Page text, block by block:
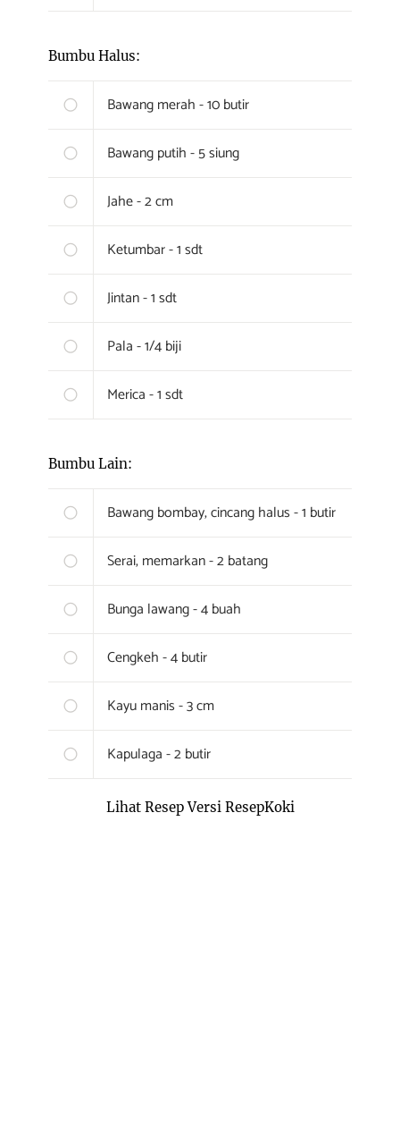
Bumbu Halus:
Bawang merah - 10 butir
Bawang putih - 5 siung
Jahe - 2 cm
Ketumbar - 1 sdt
Jintan - 1 sdt
Pala - 1/4 biji
Merica - 1 sdt
Bumbu Lain:
Bawang bombay, cincang halus - 1 butir
Serai, memarkan - 2 batang
Bunga lawang - 4 buah
Cengkeh - 4 butir
Kayu manis - 3 cm
Kapulaga - 2 butir
Lihat Resep Versi ResepKoki